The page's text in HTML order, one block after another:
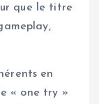
que le titre
en
« one try »